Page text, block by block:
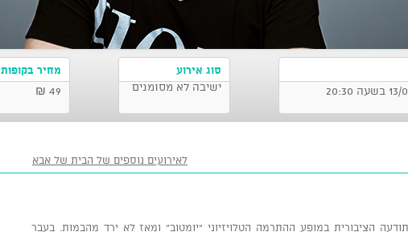
סוג אירוע
ישיבה לא מסומנים
מחיר בקופות
49 ₪
לאירועים נוספים של הבית של אבא
הציבורית במופע ההתרמה הטלויזיוני "יומטוב" ומאז לא ירד מהבמות. בעבר